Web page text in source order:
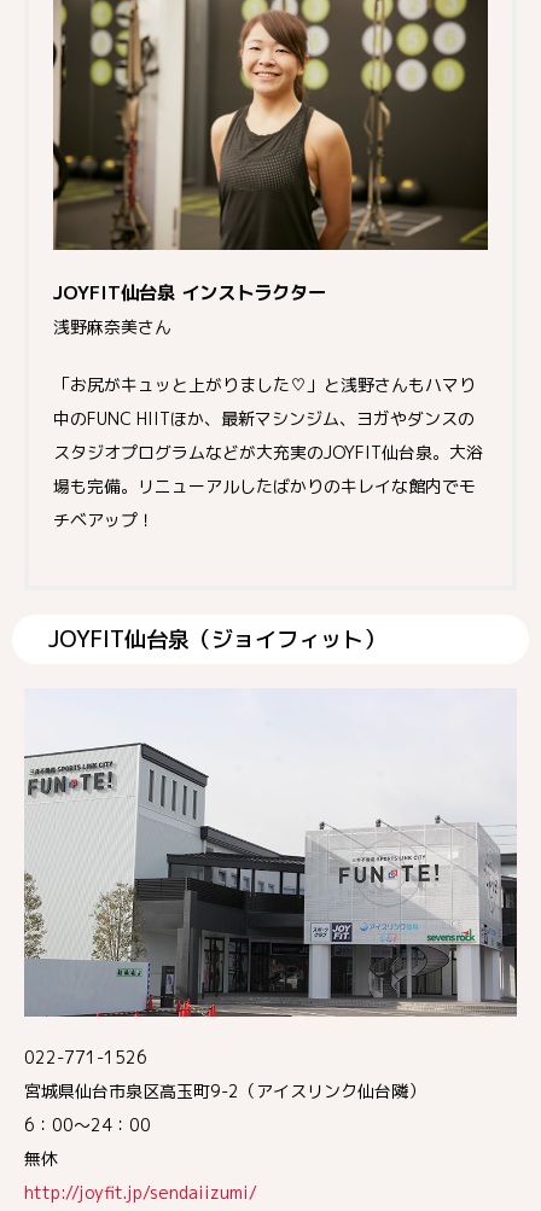
JOYFIT仙台泉 インストラクター
浅野麻奈美さん
「お尻がキュッと上がりました♡」と浅野さんもハマり
中のFUNC HIITほか、最新マシンジム、ヨガやダンスの
スタジオプログラムなどが大充実のJOYFIT仙台泉。大浴
場も完備。リニューアルしたばかりのキレイな館内でモ
チベアップ！
JOYFIT仙台泉（ジョイフィット）
022-771-1526
宮城県仙台市泉区高玉町9-2（アイスリンク仙台隣）
6：00〜24：00
無休
http://joyfit.jp/sendaiizumi/